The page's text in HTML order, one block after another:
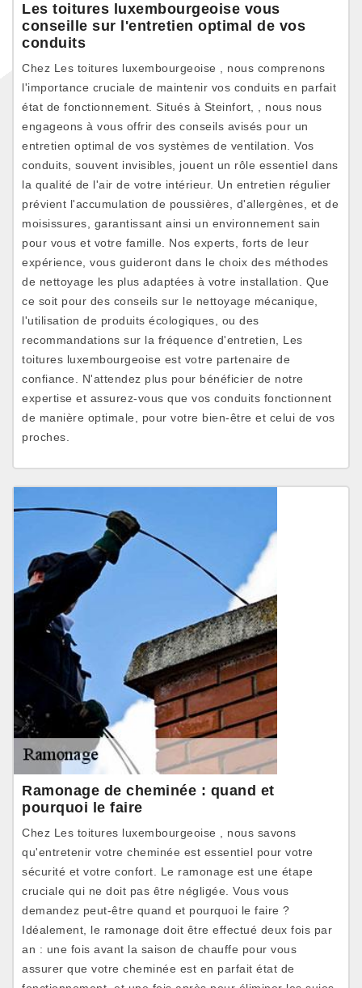
Les toitures luxembourgeoise vous
conseille sur l'entretien optimal de vos
conduits
Chez Les toitures luxembourgeoise , nous comprenons
l'importance cruciale de maintenir vos conduits en parfait
état de fonctionnement. Situés à Steinfort, , nous nous
engageons à vous offrir des conseils avisés pour un
entretien optimal de vos systèmes de ventilation. Vos
conduits, souvent invisibles, jouent un rôle essentiel dans
la qualité de l'air de votre intérieur. Un entretien régulier
prévient l'accumulation de poussières, d'allergènes, et de
moisissures, garantissant ainsi un environnement sain
pour vous et votre famille. Nos experts, forts de leur
expérience, vous guideront dans le choix des méthodes
de nettoyage les plus adaptées à votre installation. Que
ce soit pour des conseils sur le nettoyage mécanique,
l'utilisation de produits écologiques, ou des
recommandations sur la fréquence d'entretien, Les
toitures luxembourgeoise est votre partenaire de
confiance. N'attendez plus pour bénéficier de notre
expertise et assurez-vous que vos conduits fonctionnent
de manière optimale, pour votre bien-être et celui de vos
proches.
Ramonage de cheminée : quand et
pourquoi le faire
Chez Les toitures luxembourgeoise , nous savons
qu'entretenir votre cheminée est essentiel pour votre
sécurité et votre confort. Le ramonage est une étape
cruciale qui ne doit pas être négligée. Vous vous
demandez peut-être quand et pourquoi le faire ?
Idéalement, le ramonage doit être effectué deux fois par
an : une fois avant la saison de chauffe pour vous
assurer que votre cheminée est en parfait état de